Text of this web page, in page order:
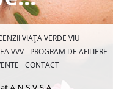
VIAȚA VERDE VIU
VVV
PROGRAM DE AFILIERE
CONTACT